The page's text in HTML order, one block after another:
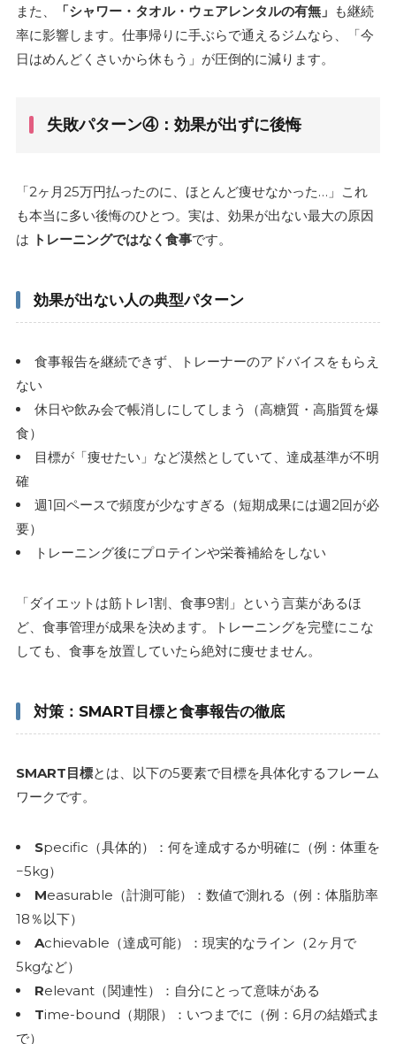
また、 「シャワー・タオル・ウェアレンタルの有無」 も継続
率に影響します。仕事帰りに手ぶらで通えるジムなら、「今
日はめんどくさいから休もう」が圧倒的に減ります。
失敗パターン④：効果が出ずに後悔
「2ヶ月25万円払ったのに、ほとんど痩せなかった…」これ
も本当に多い後悔のひとつ。実は、効果が出ない最大の原因
は トレーニングではなく食事です。
効果が出ない人の典型パターン
食事報告を継続できず、トレーナーのアドバイスをもらえ
ない
休日や飲み会で帳消しにしてしまう（高糖質・高脂質を爆
食）
目標が「痩せたい」など漠然としていて、達成基準が不明
確
週1回ペースで頻度が少なすぎる（短期成果には週2回が必
要）
トレーニング後にプロテインや栄養補給をしない
「ダイエットは筋トレ1割、食事9割」という言葉があるほ
ど、食事管理が成果を決めます。トレーニングを完璧にこな
しても、食事を放置していたら絶対に痩せません。
対策：SMART目標と食事報告の徹底
SMART目標とは、以下の5要素で目標を具体化するフレーム
ワークです。
Specific（具体的）：何を達成するか明確に（例：体重を
−5kg）
Measurable（計測可能）：数値で測れる（例：体脂肪率
18％以下）
Achievable（達成可能）：現実的なライン（2ヶ月で
5kgなど）
Relevant（関連性）：自分にとって意味がある
Time-bound（期限）：いつまでに（例：6月の結婚式ま
で）